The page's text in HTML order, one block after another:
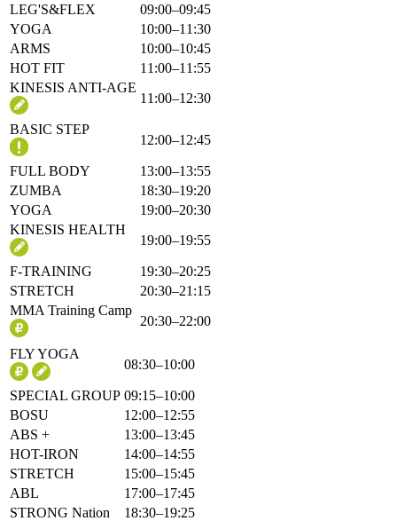
LEG'S&FLEX
09:00–09:45
YOGA
10:00–11:30
ARMS
10:00–10:45
HOT FIT
11:00–11:55
KINESIS ANTI-AGE
11:00–12:30
BASIC STEP
12:00–12:45
FULL BODY
13:00–13:55
ZUMBA
18:30–19:20
YOGA
19:00–20:30
KINESIS HEALTH
19:00–19:55
F-TRAINING
19:30–20:25
STRETCH
20:30–21:15
MMA Training Camp
20:30–22:00
FLY YOGA
08:30–10:00
SPECIAL GROUP 09:15–10:00
BOSU
12:00–12:55
ABS +
13:00–13:45
HOT-IRON
14:00–14:55
STRETCH
15:00–15:45
ABL
17:00–17:45
STRONG Nation
18:30–19:25